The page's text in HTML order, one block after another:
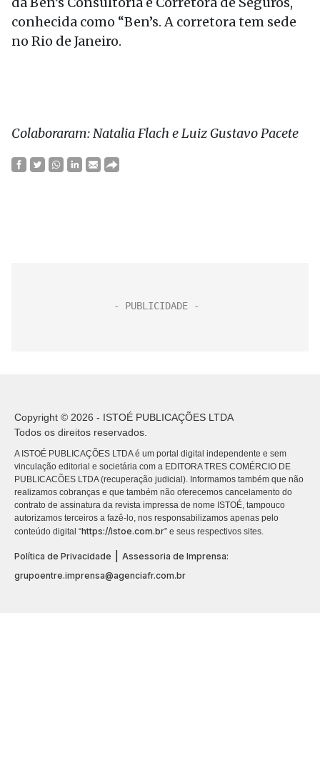
conhecida como “Ben’s. A corretora tem sede
no Rio de Janeiro.
Colaboraram: Natalia Flach e Luiz Gustavo Pacete
Copyright © 2026 - ISTOÉ PUBLICAÇÕES LTDA
Todos os direitos reservados.
A ISTOÉ PUBLICAÇÕES LTDA é um portal digital independente e sem
vinculação editorial e societária com a EDITORA TRES COMÉRCIO DE
PUBLICACÕES LTDA (recuperação judicial). Informamos também que não
realizamos cobranças e que também não oferecemos cancelamento do
contrato de assinatura da revista impressa de nome ISTOÉ, tampouco
autorizamos terceiros a fazê-lo, nos responsabilizamos apenas pelo
conteúdo digital “https://istoe.com.br” e seus respectivos sites.
Política de Privacidade | Assessoria de Imprensa:
grupoentre.imprensa@agenciafr.com.br